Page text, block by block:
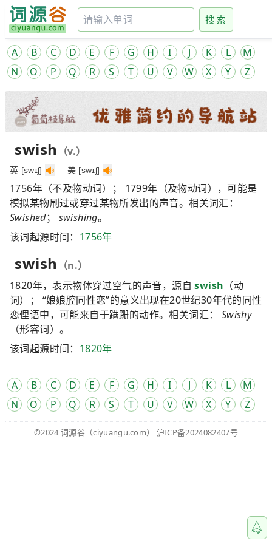
搜索
A B C D E F G H I J K L
M
N
O P Q R S T U V W X Y Z
swish （v.）
英 [swɪʃ] 美 [swɪʃ]
1756年（不及物动词）； 1799年（及物动词），可能是
模拟某物刷过或穿过某物所发出的声音。相关词汇：
Swished； swishing。
该词起源时间： 1756年
swish
（n.）
1820年，表示物体穿过空气的声音，源自swish （动
词）； “娘娘腔同性恋”的意义出现在20世纪30年代的同性
恋俚语中，可能来自于蹒跚的动作。相关词汇： Swishy
（形容词）。
该词起源时间： 1820年
A B C D E F G H I J K L
M
N
O P Q R S T U V W X Y Z
©2024 词源谷 （ciyuangu.com） 沪ICP备2024082407号